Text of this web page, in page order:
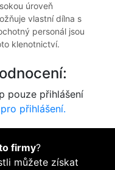
úroveň
vlastní dílna s
personál jsou
klenotnictví.
pouze přihlášení
přihlášení.
firmy?
můžete získat